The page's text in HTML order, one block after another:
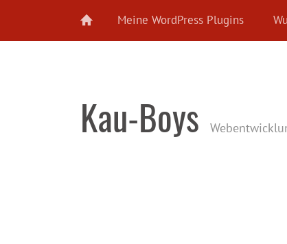
Meine WordPress Plugins
Kau-Boys